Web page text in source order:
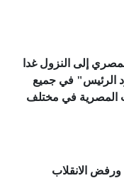
إلى النزول غدا
الرئيس" في جميع
المصرية في مختلف
الانقلاب